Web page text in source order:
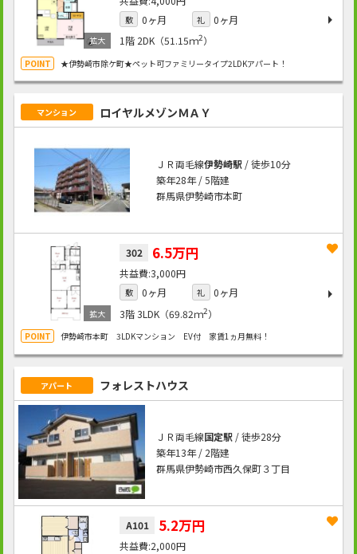
敷 0ヶ月 礼
0ヶ月
1階 2DK（51.15ｍ2）
★伊勢崎市除ケ町★ペット可ファミリータイプ2LDKアパート！
マンション ロイヤルメゾンＭＡＹ
ＪＲ両毛線伊勢崎駅/ 徒歩10分
築年28年 / 5階建
群馬県伊勢崎市本町
302 6.5万円
3,000円
敷 0ヶ月 礼
0ヶ月
3階3LDK（69.82ｍ2）
伊勢崎市本町 3LDKマンション EV付 家賃1ヵ月無料！
アパート フォレストハウス
ＪＲ両毛線国定駅/ 徒歩28分
築年13年 / 2階建
群馬県伊勢崎市西久保町３丁目
A101 5.2万円
2,000円